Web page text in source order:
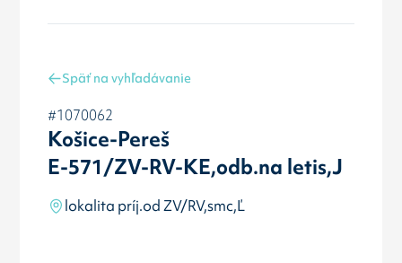
Späť na vyhľadávanie
#1070062
Košice-Pereš
E-571/ZV-RV-KE,odb.na letis,J
lokalita príj.od ZV/RV,smc,Ľ